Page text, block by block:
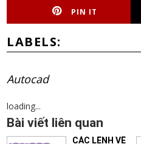
PIN IT
LABELS:
Autocad
loading...
Bài viết liên quan
CÁC LỆNH VẼ